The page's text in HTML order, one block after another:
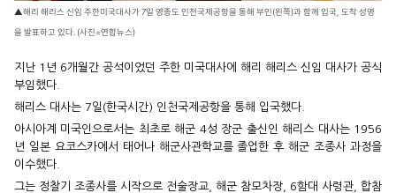
▲해리 해리스 신임 주한미국대사가 7일 영종도 인천국제공항을 통해 부인(왼쪽)과 함께 입국, 도착 성명
을 발표하고 있다. (사진=연합뉴스)
지난 1년 6개월간 공석이었던 주한 미국대사에 해리 해리스 신임 대사가 공식
부임했다.
해리스 대사는 7일(한국시간) 인천국제공항을 통해 입국했다.
아시아계 미국인으로서는 최초로 해군 4성 장군 출신인 해리스 대사는 1956
년 일본 요코스카에서 태어나 해군사관학교를 졸업한 후 해군 조종사 과정을
이수했다.
그는 정찰기 조종사를 시작으로 전술장교, 해군 참모차장, 6함대 사령관, 합참